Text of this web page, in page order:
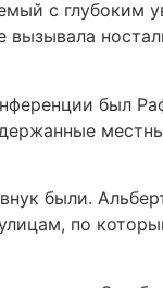
с глубоким
был
были.
по